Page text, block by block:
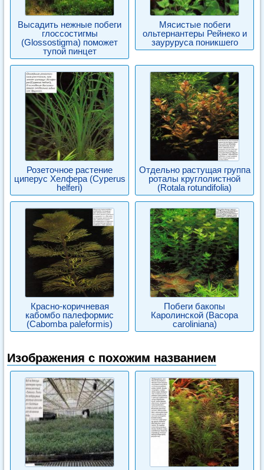
Высадить нежные побеги
глоссостигмы
(Glossostigma) поможет
тупой пинцет
Мясистые побеги
ольтернантеры Рейнеко и
зауруруса поникшего
Розеточное растение
циперус Хелфера (Cyperus
helferi)
Отдельно растущая группа
роталы круглолистной
(Rotala rotundifolia)
Красно-коричневая
кабомбо палеформис
(Cabomba paleformis)
Побеги бакопы
Каролинской (Васора
caroliniana)
Изображения с похожим названием